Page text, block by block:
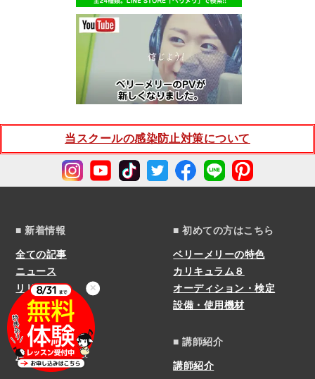
当スクールの感染防止対策について
■ 新着情報
全ての記事
ニュース
リリース
STAFF BLOG
ボイトレ講座
ライブレポート
声模様
■ 初めての方はこちら
ベリーメリーの特色
カリキュラム８
オーディション・検定
設備・使用機材
■ 講師紹介
講師紹介
✕